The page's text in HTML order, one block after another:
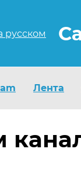
Лента